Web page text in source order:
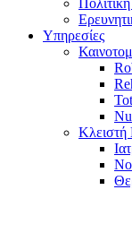
Υπηρεσίες
Κλειστή